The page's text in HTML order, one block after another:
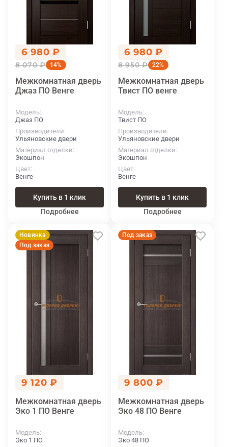
6 980 ₽
8 070 ₽ 14%
Межкомнатная дверь
Джаз ПО Венге
Модель
Джаз ПО
Производители
Ульяновские двери
Материал отделки
Экошпон
Цвет
Венге
Купить в 1 клик
Подробнее
6 980 ₽
8 950 ₽ 22%
Межкомнатная дверь
Твист ПО венге
Модель
Твист ПО
Производители
Ульяновские двери
Материал отделки
Экошпон
Цвет
Венге
Купить в 1 клик
Подробнее
Новинка
Под заказ
9 120 ₽
Межкомнатная дверь
Эко 1 ПО Венге
Модель
Эко 1 ПО
Под заказ
9 800 ₽
Межкомнатная дверь
Эко 48 ПО Венге
Модель
Эко 48 ПО